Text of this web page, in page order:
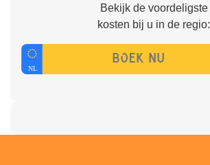
Bekijk de voordeligste
kosten bij u in de regio: